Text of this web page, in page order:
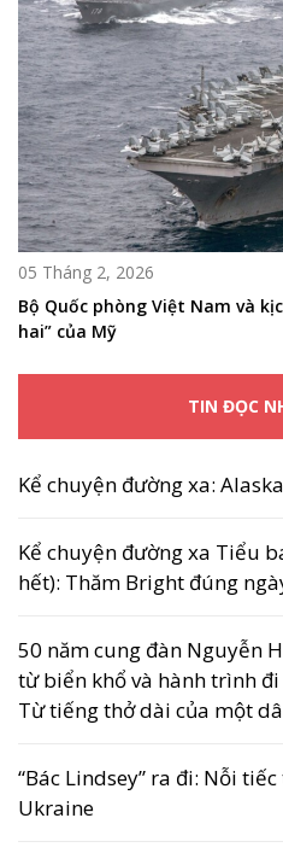
05 Tháng 2, 2026
Bộ Quốc phòng Việt Nam và
hai” của Mỹ
TIN ĐỌC
Kể chuyện đường xa:
Kể chuyện đường xa Tiểu
hết): Thăm Bright đúng
50 năm cung đàn Nguyễn
từ biển khổ và hành trình
Từ tiếng thở dài của một
“Bác Lindsey” ra đi: Nỗi
Ukraine